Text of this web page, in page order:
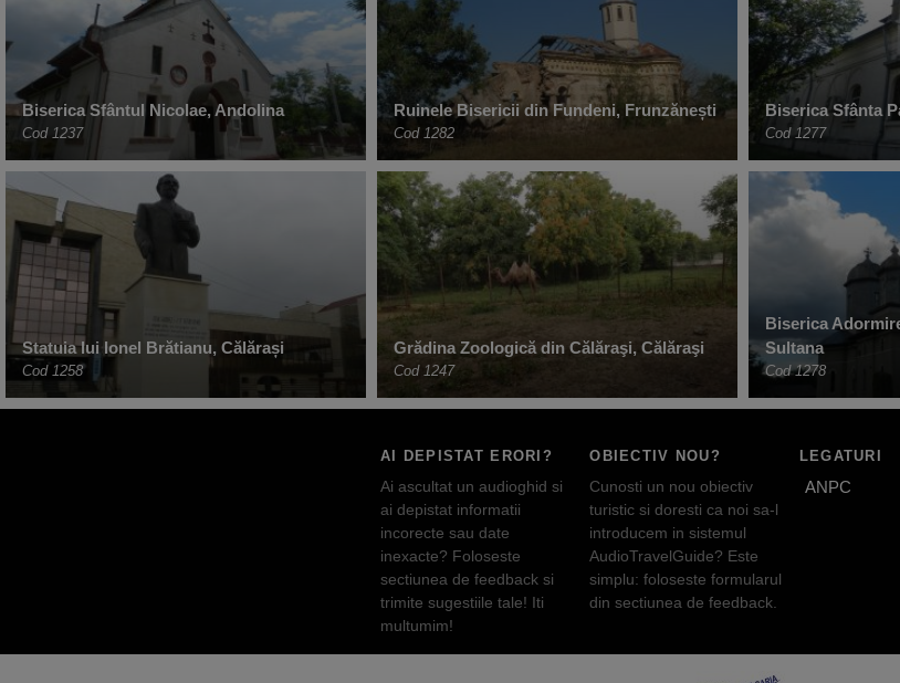
Biserica Sfântul Nicolae, Andolina
Cod 1237
Ruinele Bisericii din Fundeni, Frunzănești
Cod 1282
Biserica Sfânta
Cod 1277
Statuia lui Ionel Brătianu, Călărași
Cod 1258
Grădina Zoologică din Călăraşi, Călăraşi
Cod 1247
Biserica
Sultana
Cod 1278
AI DEPISTAT ERORI?
Ai ascultat un audioghid si
ai depistat informatii
incorecte sau date
inexacte? Foloseste
sectiunea de feedback si
trimite sugestiile tale! Iti
multumim!
OBIECTIV NOU?
Cunosti un nou obiectiv
turistic si doresti ca noi sa-l
introducem in sistemul
AudioTravelGuide? Este
simplu: foloseste formularul
din sectiunea de feedback.
LEGATURI
ANPC